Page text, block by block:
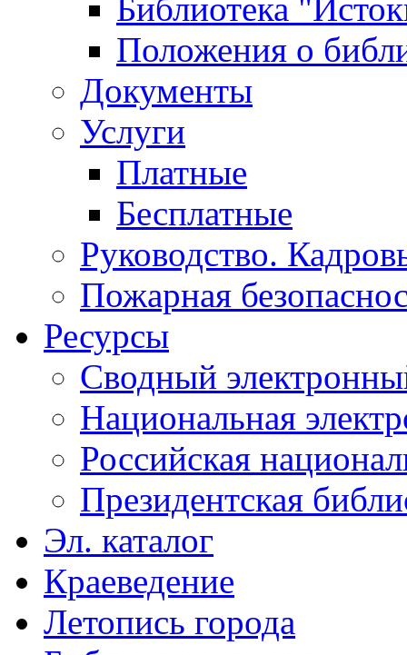
Библиотека
Положения о
Документы
Услуги
Платные
Бесплатные
Руководство.
Пожарная
Ресурсы
Сводный
Национальная
Российская
Президентская
Эл. каталог
Краеведение
Летопись города